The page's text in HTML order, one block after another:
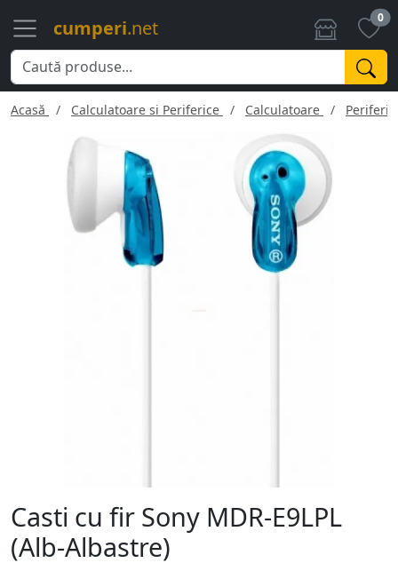
cumperi.net 0
Acasă Calculatoare si Periferice Calculatoare
Casti cu fir Sony MDR-E9LPL
(Alb-Albastre)